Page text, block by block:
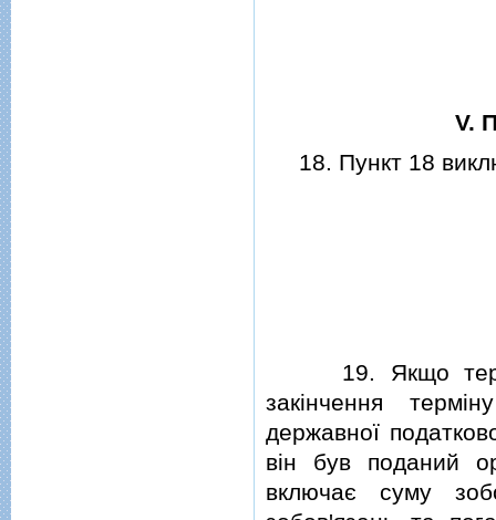
V.
18. Пункт 18
19. Якщо термiн
закiнчення
державної
вiн був поданий
включає суму